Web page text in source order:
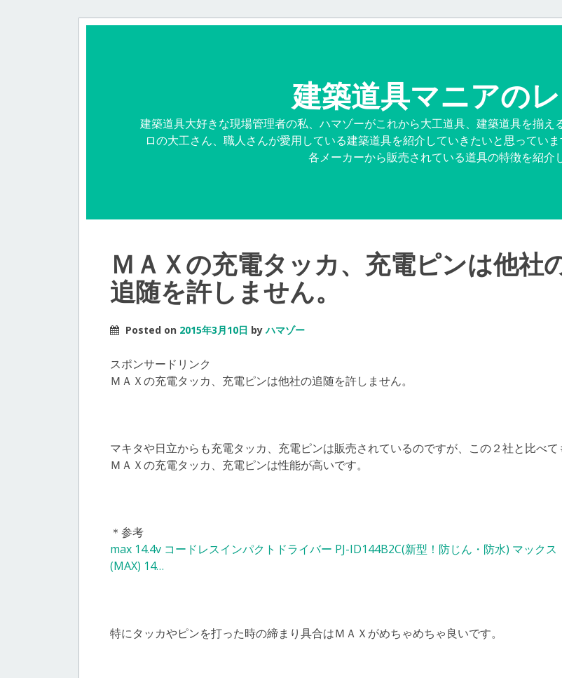
建築道具マニアの
建築道具大好きな現場管理者の私、ハマゾーがこれから大工道具、建築道具を揃
ロの大工さん、職人さんが愛用している建築道具を紹介していきたいと思ってい
各メーカーから販売されている道具の特徴を紹介
ＭＡＸの充電タッカ、充電ピンは他社
追随を許しません。
Posted on 2015年3月10日 byハマゾー
スポンサードリンク
ＭＡＸの充電タッカ、充電ピンは他社の追随を許しません。
マキタや日立からも充電タッカ、充電ピンは販売されているのですが、この２社と比べて
ＭＡＸの充電タッカ、充電ピンは性能が高いです。
＊参考
max 14.4v コードレスインパクトドライバー PJ-ID144B2C(新型！防じん・防水) マックス
(MAX) 14…
特にタッカやピンを打った時の締まり具合はＭＡＸがめちゃめちゃ良いです。